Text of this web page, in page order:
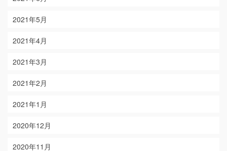
2021年5月
2021年4月
2021年3月
2021年2月
2021年1月
2020年12月
2020年11月